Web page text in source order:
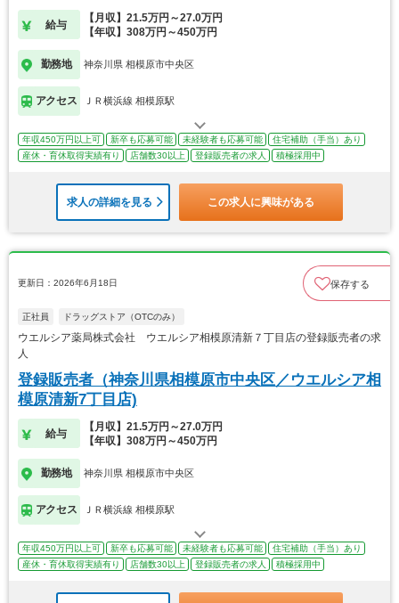
給与
【月収】21.5万円～27.0万円
【年収】308万円～450万円
勤務地 神奈川県 相模原市中央区
アクセス ＪＲ横浜線 相模原駅
年収450万円以上可 新卒も応募可能 未経験者も応募可能
住宅補助（手当）あり
産休・育休取得実績有り
店舗数30以上 登録販売者の求人 積極採用中
求人の詳細を見る この求人に興味がある
更新日：2026年6月18日 保存する
正社員 ドラッグストア（OTCのみ）
ウエルシア薬局株式会社 ウエルシア相模原清新７丁目店の登録販売者の求
人
登録販売者（神奈川県相模原市中央区／ウエルシア相
模原清新7丁目店)
給与
【月収】21.5万円～27.0万円
【年収】308万円～450万円
勤務地 神奈川県 相模原市中央区
アクセス ＪＲ横浜線 相模原駅
年収450万円以上可 新卒も応募可能 未経験者も応募可能
住宅補助（手当）あり
産休・育休取得実績有り
店舗数30以上 登録販売者の求人 積極採用中